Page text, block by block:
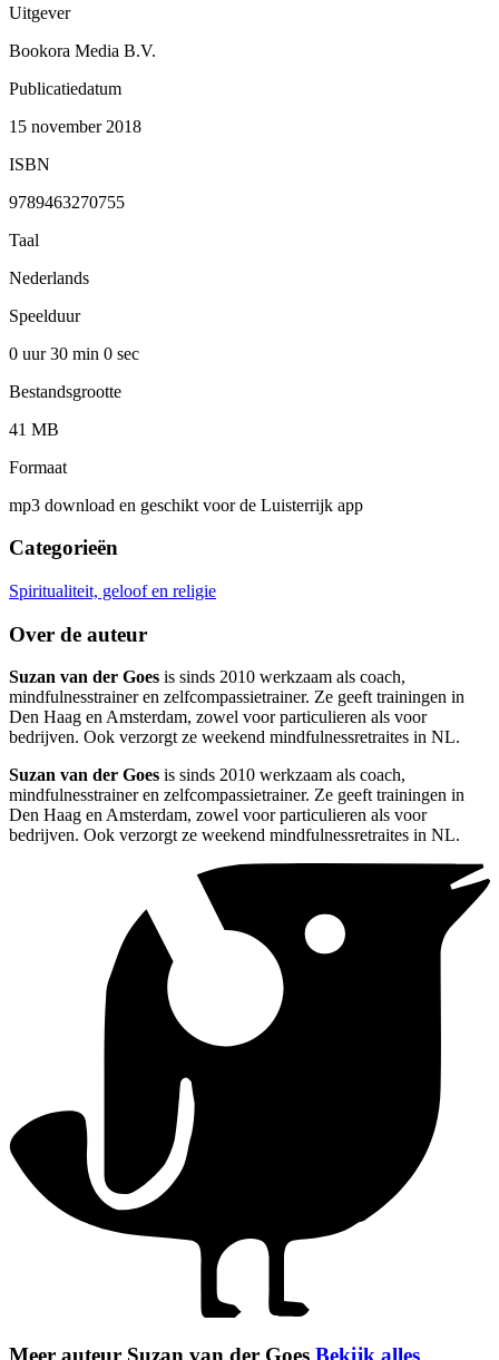
Uitgever
Bookora Media B.V.
Publicatiedatum
15 november 2018
ISBN
9789463270755
Taal
Nederlands
Speelduur
0 uur 30 min 0 sec
Bestandsgrootte
41 MB
Formaat
mp3 download en geschikt voor de Luisterrijk app
Categorieën
Spiritualiteit, geloof en religie
Over de auteur
Suzan van der Goes is sinds 2010 werkzaam als coach,
mindfulnesstrainer en zelfcompassietrainer. Ze geeft trainingen in
Den Haag en Amsterdam, zowel voor particulieren als voor
bedrijven. Ook verzorgt ze weekend mindfulnessretraites in NL.
Suzan van der Goes is sinds 2010 werkzaam als coach,
mindfulnesstrainer en zelfcompassietrainer. Ze geeft trainingen in
Den Haag en Amsterdam, zowel voor particulieren als voor
bedrijven. Ook verzorgt ze weekend mindfulnessretraites in NL.
Meer auteur Suzan van der Goes Bekijk alles